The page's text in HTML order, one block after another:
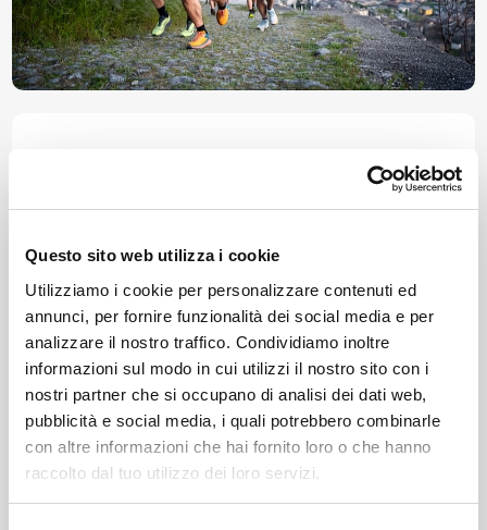
Questo sito web utilizza i cookie
Utilizziamo i cookie per personalizzare contenuti ed
annunci, per fornire funzionalità dei social media e per
analizzare il nostro traffico. Condividiamo inoltre
informazioni sul modo in cui utilizzi il nostro sito con i
nostri partner che si occupano di analisi dei dati web,
pubblicità e social media, i quali potrebbero combinarle
con altre informazioni che hai fornito loro o che hanno
raccolto dal tuo utilizzo dei loro servizi.
Consorzio Turistico Porte di Valtellina news
Altri articoli che potrebbero
piacerti